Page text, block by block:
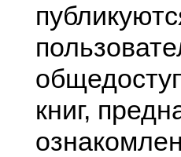
книг,